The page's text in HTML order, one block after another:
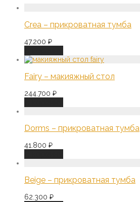
Crea – прикроватная тумба
47.200 ₽
Fairy – макияжный стол
244.700 ₽
Dorms – прикроватная тумба
41.800 ₽
Beige – прикроватная тумба
62.300 ₽